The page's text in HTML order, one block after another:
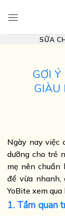
SỮA
GỢI
GIÀU
Ngày nay việc
dưỡng cho trẻ
mẹ nên chuẩn
để vừa nhanh,
YoBite xem
1. Tầm quan